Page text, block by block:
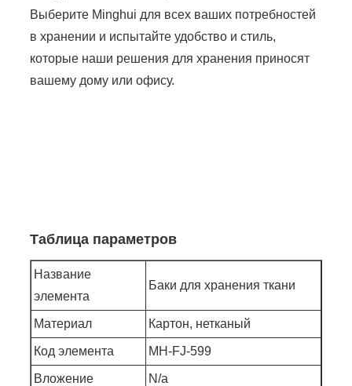
Выберите Minghui для всех ваших потребностей
в хранении и испытайте удобство и стиль,
которые наши решения для хранения приносят
вашему дому или офису.
Таблица параметров
Название
элемента
Баки для хранения ткани
Материал Картон, нетканый
Код элемента MH-FJ-599
Вложение N/a